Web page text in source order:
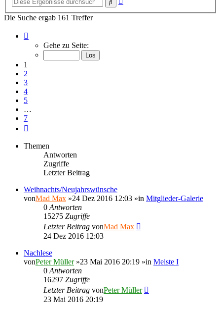
Die Suche ergab 161 Treffer
von
Gehe zu Seite:
1
2
3
4
5
…
7
Themen
Antworten
Zugriffe
Letzter Beitrag
Weihnachts/Neujahrswünsche
vonMad Max »24 Dez 2016 12:03 »in Mitglieder-Galerie
0 Antworten
15275 Zugriffe
Letzter Beitrag vonMad Max
24 Dez 2016 12:03
Nachlese
vonPeter Müller»23 Mai 2016 20:19 »in Meiste I
0 Antworten
16297 Zugriffe
Letzter Beitrag vonPeter Müller
23 Mai 2016 20:19